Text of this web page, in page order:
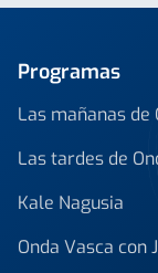
Programas
Las mañanas de
Las tardes de
Kale Nagusia
Onda Vasca con